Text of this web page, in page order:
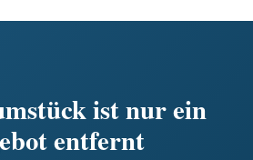
ist nur ein
entfernt